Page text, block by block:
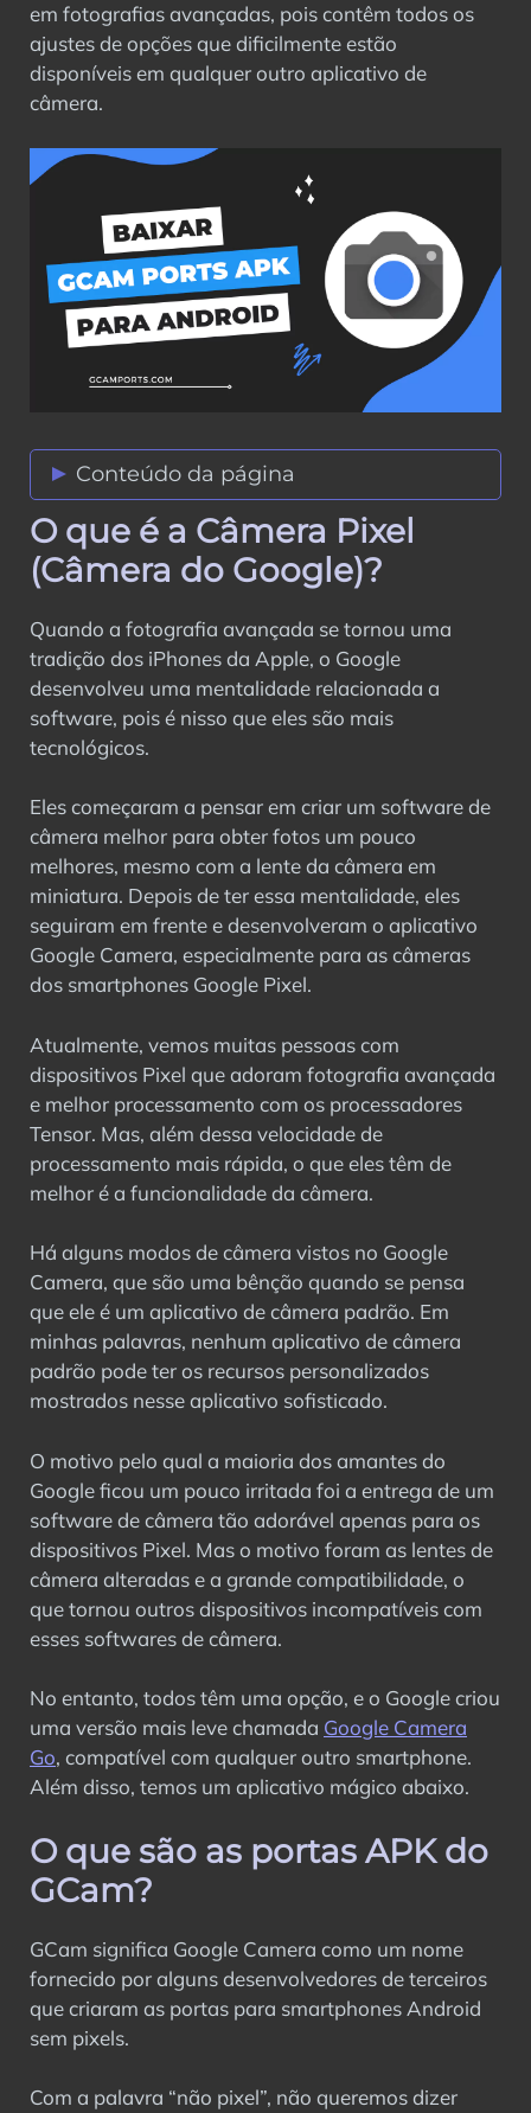
em fotografias avançadas, pois contêm todos os
ajustes de opções que dificilmente estão
disponíveis em qualquer outro aplicativo de
câmera.
Conteúdo da página
O que é a Câmera Pixel (Câmera do
O que são as portas APK do GCam?
Diferença entre a câmera padrão e a
câmera do Google?
Recursos
Modos de fotografia da câmera do Google
Por que o GCam Ports APK é popular?
Baixe as últimas portas da câmera do
Capturas de tela
Portas GCam populares desenvolvidas
por desenvolvedores confiáveis
Como instalar o APK do GCam em um
smartphone Android?
Faça o download dos melhores arquivos
de configuração da GCam
importante?
Perguntas frequentes
Considerações finais
O que é a Câmera Pixel
(Câmera do Google)?
Quando a fotografia avançada se tornou uma
tradição dos iPhones da Apple, o Google
desenvolveu uma mentalidade relacionada a
software, pois é nisso que eles são mais
tecnológicos.
Eles começaram a pensar em criar um software de
câmera melhor para obter fotos um pouco
melhores, mesmo com a lente da câmera em
miniatura. Depois de ter essa mentalidade, eles
seguiram em frente e desenvolveram o aplicativo
Google Camera, especialmente para as câmeras
dos smartphones Google Pixel.
Atualmente, vemos muitas pessoas com
dispositivos Pixel que adoram fotografia avançada
e melhor processamento com os processadores
Tensor. Mas, além dessa velocidade de
processamento mais rápida, o que eles têm de
melhor é a funcionalidade da câmera.
Há alguns modos de câmera vistos no Google
Camera, que são uma bênção quando se pensa
que ele é um aplicativo de câmera padrão. Em
minhas palavras, nenhum aplicativo de câmera
padrão pode ter os recursos personalizados
mostrados nesse aplicativo sofisticado.
O motivo pelo qual a maioria dos amantes do
Google ficou um pouco irritada foi a entrega de um
software de câmera tão adorável apenas para os
dispositivos Pixel. Mas o motivo foram as lentes de
câmera alteradas e a grande compatibilidade, o
que tornou outros dispositivos incompatíveis com
esses softwares de câmera.
No entanto, todos têm uma opção, e o Google criou
uma versão mais leve chamada Google Camera
Go, compatível com qualquer outro smartphone.
Além disso, temos um aplicativo mágico abaixo.
O que são as portas APK do
GCam?
GCam significa Google Camera como um nome
fornecido por alguns desenvolvedores de terceiros
que criaram as portas para smartphones Android
sem pixels.
Com a palavra “não pixel”, não queremos dizer